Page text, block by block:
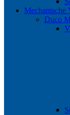
Mechanische
Duco